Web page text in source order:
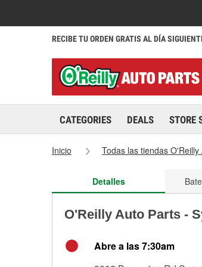
RECIBE TU ORDEN GRATIS AL DÍA
CATEGORIES DEALS STORE
Inicio Todas las tiendas O'Reilly
Detalles
O'Reilly Auto Parts -
Abre a las 7:30am